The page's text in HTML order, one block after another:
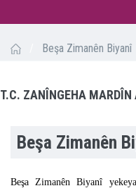
Beşa Zimanên Biyanî
T.C. ZANÎNGEHA MARDÎN
Beşa Zimanên
Beşa Zimanên Biyanî